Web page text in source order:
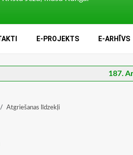
E-PROJEKTS E-ARHĪVS
187.
Atgriešanas līdzekļi